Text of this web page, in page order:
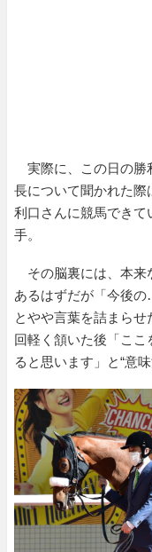
実際に、この日の勝
長について聞かれた際
利口さんに競馬できて
手。
その脳裏には、本来
あるはずだが「今後
とやや言葉を詰まら
回軽く頷いた後「ここ
ると思います」と“意